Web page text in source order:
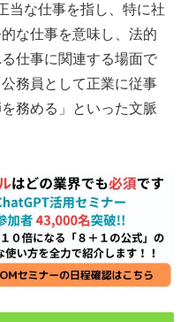
当な仕事を指し、特に社
な仕事を意味し、法的
仕事に関連する場面で
務員として正業に従事
務める」といった文脈